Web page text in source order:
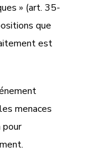
» (art. 35-
que
est
menaces
pour